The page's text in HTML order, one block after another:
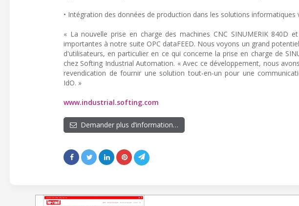
• Intégration des données de production dans les solutions informatiques
« La nouvelle prise en charge des machines CNC SINUMERIK
importantes à notre suite OPC dataFEED. Nous voyons un grand
d'utilisateurs, en particulier en ce qui concerne la prise en charge de
chez Softing Industrial Automation. « Avec ce développement, nous
revendication de fournir une solution tout-en-un pour une
IdO. »
www.industrial.softing.com
Demander plus d’information…